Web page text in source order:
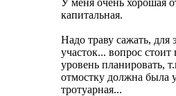
капитальная.
Надо траву сажать, для
участок... вопрос
уровень планировать,
отмостку должна была
тротуарная...